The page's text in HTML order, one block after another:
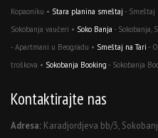
Kopaoniku • Stara planina smeštaj - Smeštaj
Sokobanja vaučeri • Soko Banja - Sokobanja,
- Apartmani u Beogradu • Smeštaj na Tari -
troškova • Sokobanja Booking - Sokobanja
Kontaktirajte nas
Adresa: Karadjordjeva bb/3,